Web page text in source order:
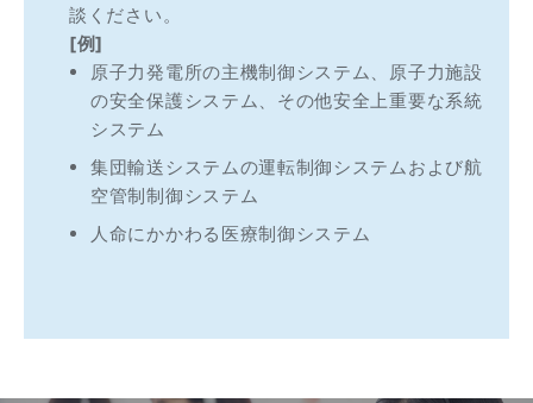
談ください。
[例]
原子力発電所の主機制御システム、原子力施設
の安全保護システム、その他安全上重要な系統
システム
集団輸送システムの運転制御システムおよび航
空管制制御システム
人命にかかわる医療制御システム